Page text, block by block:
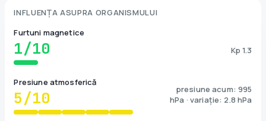
INFLUENȚA ASUPRA ORGANISMULUI
Furtuni magnetice
1/10 Kp 1.3
Presiune atmosferică
5/10
presiune acum: 995
hPa · variație: 2.8 hPa